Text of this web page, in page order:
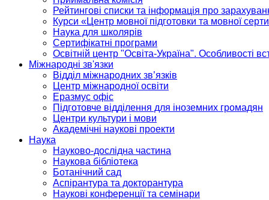
Рейтингові списки та інформація про
Курси «Центр мовної підготовки та мовної
Наука для школярів
Сертифікатні програми
Освітній центр "Освіта-Україна". Особливості
Міжнародні зв'язки
Відділ міжнародних зв’язків
Центр міжнародної освіти
Еразмус офіс
Підготовче відділення для іноземних громадян
Центри культури і мови
Академічні наукові проекти
Наука
Науково-дослідна частина
Наукова бібліотека
Ботанічний сад
Аспірантура та докторантура
Наукові конференції та семінари